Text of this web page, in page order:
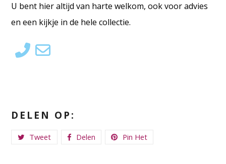
U bent hier altijd van harte welkom, ook voor advies
en een kijkje in de hele collectie.
DELEN OP:
Tweet Delen Pin Het